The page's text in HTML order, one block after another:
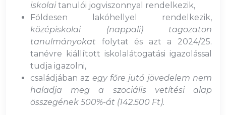
iskolaitanulói jogviszonnyal rendelkezik,
Földesen lakóhellyel rendelkezik,
középiskolai (nappali) tagozaton
tanulmányokat folytat és azt a 2024/25.
tanévre kiállított iskolalátogatási igazolással
tudja igazolni,
családjában az egy főre jutó jövedelem nem
haladja meg a szociális vetítési alap
összegének 500%-át (142.500 Ft).